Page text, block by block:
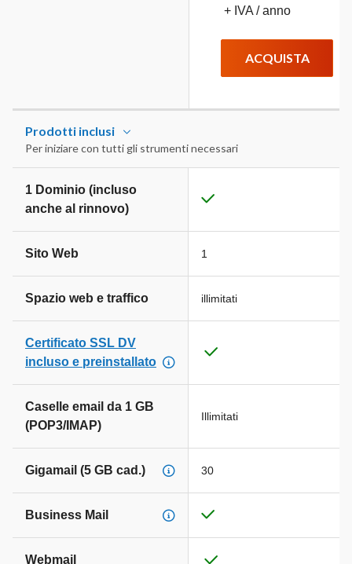
+ IVA / anno
ACQUISTA
Prodotti inclusi
Per iniziare con tutti gli strumenti necessari
1 Dominio (incluso
anche al rinnovo)
Sito Web 1
Spazio web e traffico illimitati
Certificato SSL DV
incluso e preinstallato
Caselle email da 1 GB
(POP3/IMAP)
Illimitati
Gigamail (5 GB cad.) 30
Business Mail
Webmail